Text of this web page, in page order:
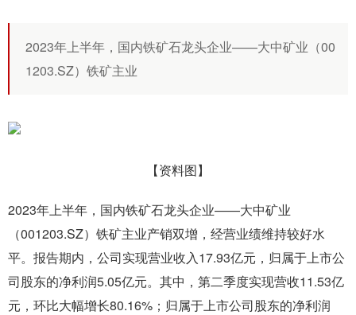
2023年上半年，国内铁矿石龙头企业——大中矿业（00
1203.SZ）铁矿主业
【资料图】
2023年上半年，国内铁矿石龙头企业——大中矿业
（001203.SZ）铁矿主业产销双增，经营业绩维持较好水
平。报告期内，公司实现营业收入17.93亿元，归属于上市公
司股东的净利润5.05亿元。其中，第二季度实现营收11.53亿
元，环比大幅增长80.16%；归属于上市公司股东的净利润